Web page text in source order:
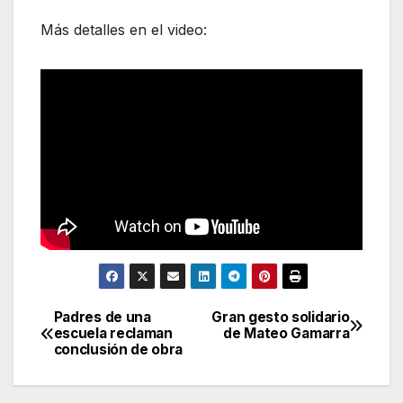
Más detalles en el video:
Navegación
de
Gran gesto solidario
de Mateo Gamarra
Padres de una
escuela reclaman
conclusión de obra